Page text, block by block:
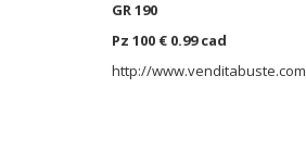
GR 190
Pz 100 € 0.99 cad
http://www.venditabuste.com